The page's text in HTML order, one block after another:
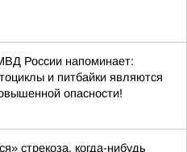
России напоминает:
и питбайки являются
опасности!
стрекоза, когда-нибудь